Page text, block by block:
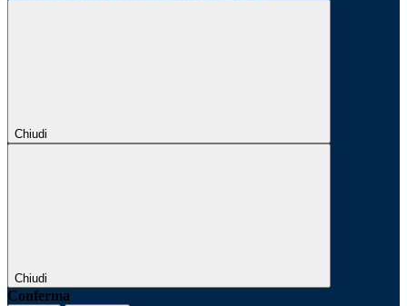
Chiudi
Chiudi
Conferma